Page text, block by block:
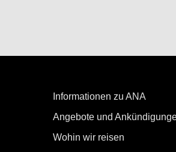
Informationen zu ANA
Angebote und
Wohin wir reisen